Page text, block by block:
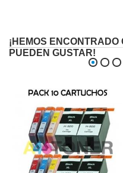
¡HEMOS
PUEDEN GUSTAR!